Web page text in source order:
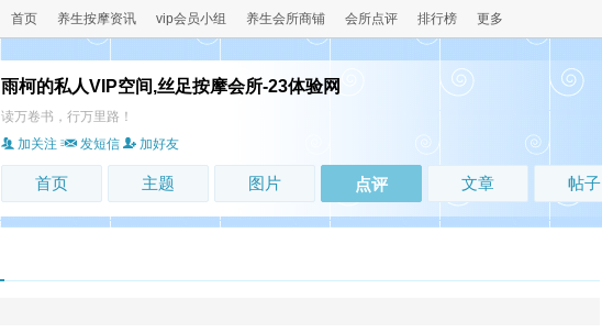
首页 养生按摩资讯 vip会员小组 养生会所商铺 会所点评 排行榜 更多
雨柯的私人VIP空间,丝足按摩会所-23体验网
读万卷书，行万里路！
加关注
发短信 加好友
首页 主题 图片 点评 文章 帖子